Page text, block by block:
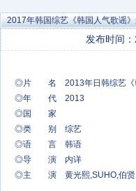
2017年韩国综艺《韩国人气歌谣
发布时间
◎片 名 2013年日韩综艺《韩
◎年 代 2013
◎国 家
◎类 别 综艺
◎语 言 韩语
◎导 演 内详
◎主 演 黄光熙,SUHO,伯贤,